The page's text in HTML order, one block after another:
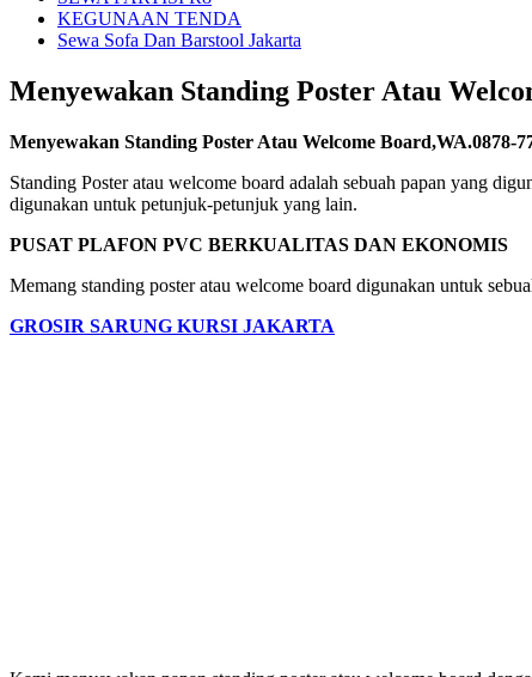
KEGUNAAN TENDA
Sewa Sofa Dan Barstool Jakarta
Menyewakan Standing Poster Atau
Menyewakan Standing Poster Atau Welcome Board,WA.0878-
Standing Poster atau welcome board adalah sebuah papan yang
digunakan untuk petunjuk-petunjuk yang lain.
PUSAT PLAFON PVC BERKUALITAS DAN EKONOMIS
Memang standing poster atau welcome board digunakan untuk
GROSIR SARUNG KURSI JAKARTA